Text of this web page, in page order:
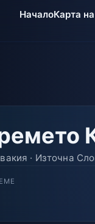
НачалоКарта
· Източна